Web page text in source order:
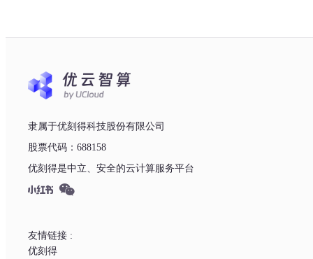
隶属于优刻得科技股份有限公司
股票代码：688158
优刻得是中立、安全的云计算服务平台
友情链接 :
优刻得